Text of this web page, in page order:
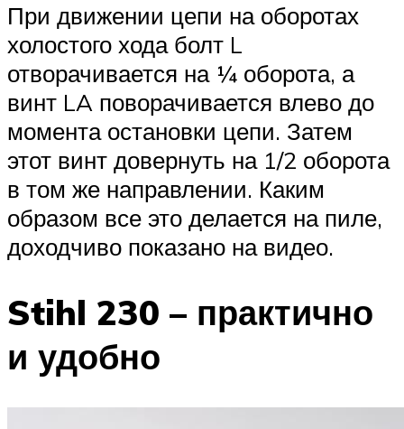
При движении цепи на оборотах
холостого хода болт L
отворачивается на ¼ оборота, а
винт LA поворачивается влево до
момента остановки цепи. Затем
этот винт довернуть на 1/2 оборота
в том же направлении. Каким
образом все это делается на пиле,
доходчиво показано на видео.
Stihl 230 – практично
и удобно